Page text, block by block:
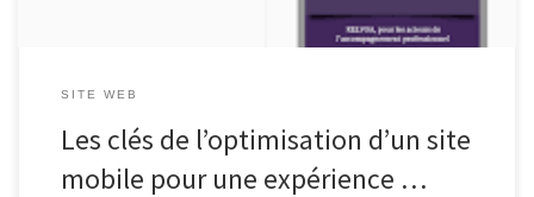
SITE WEB
Les clés de l’optimisation d’un site
mobile pour une expérience …